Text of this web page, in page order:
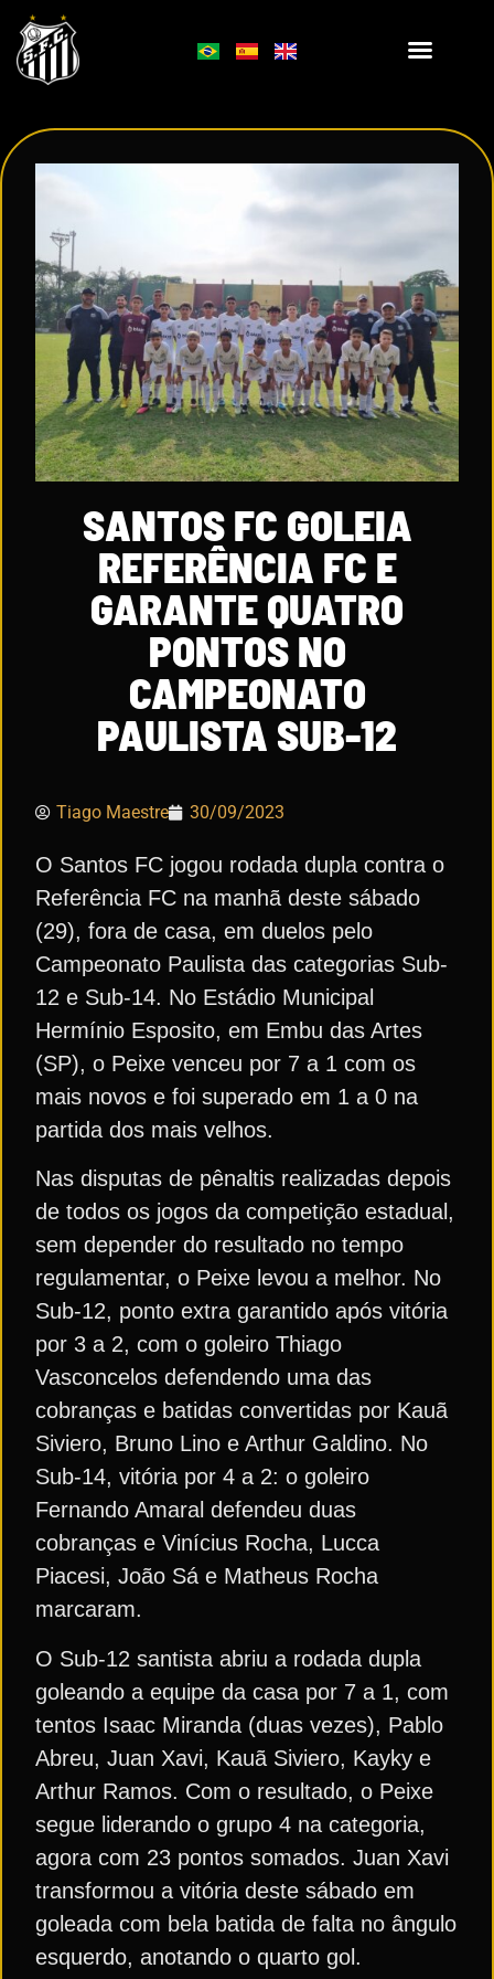
SANTOS FC GOLEIA
REFERÊNCIA FC E
GARANTE QUATRO
PONTOS NO
CAMPEONATO
PAULISTA SUB-12
Tiago Maestre 30/09/2023
O Santos FC jogou rodada dupla contra o
Referência FC na manhã deste sábado
(29), fora de casa, em duelos pelo
Campeonato Paulista das categorias Sub-
12 e Sub-14. No Estádio Municipal
Hermínio Esposito, em Embu das Artes
(SP), o Peixe venceu por 7 a 1 com os
mais novos e foi superado em 1 a 0 na
partida dos mais velhos.
Nas disputas de pênaltis realizadas depois
de todos os jogos da competição estadual,
sem depender do resultado no tempo
regulamentar, o Peixe levou a melhor. No
Sub-12, ponto extra garantido após vitória
por 3 a 2, com o goleiro Thiago
Vasconcelos defendendo uma das
cobranças e batidas convertidas por Kauã
Siviero, Bruno Lino e Arthur Galdino. No
Sub-14, vitória por 4 a 2: o goleiro
Fernando Amaral defendeu duas
cobranças e Vinícius Rocha, Lucca
Piacesi, João Sá e Matheus Rocha
marcaram.
O Sub-12 santista abriu a rodada dupla
goleando a equipe da casa por 7 a 1, com
tentos Isaac Miranda (duas vezes), Pablo
Abreu, Juan Xavi, Kauã Siviero, Kayky e
Arthur Ramos. Com o resultado, o Peixe
segue liderando o grupo 4 na categoria,
agora com 23 pontos somados. Juan Xavi
transformou a vitória deste sábado em
goleada com bela batida de falta no ângulo
esquerdo, anotando o quarto gol.